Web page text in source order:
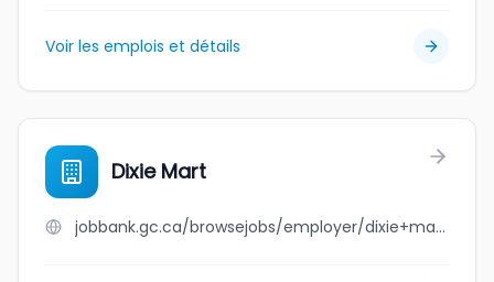
Voir les emplois et détails
Dixie Mart
jobbank.gc.ca/browsejobs/employer/dixie+mart/ca